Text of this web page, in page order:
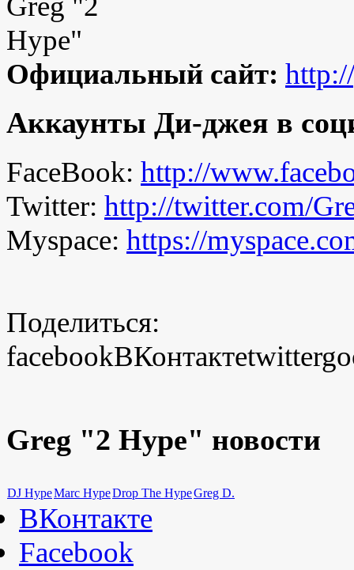
Официальный сайт:
Аккаунты Ди-джея в
FaceBook: http://
Twitter: http://twitter.com/
Myspace: https://
Поделиться:
facebookВКонтактеtwitter
Greg "2 Hype" новости
DJ HypeMarc HypeDrop The HypeGreg D.
ВКонтакте
Facebook